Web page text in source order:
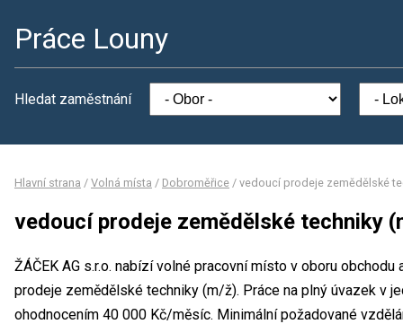
Práce Louny
Hledat zaměstnání
Hlavní strana / Volná místa / Dobroměřice / vedoucí prodeje zemědělské
vedoucí prodeje zemědělské techniky
ŽÁČEK AG s.r.o. nabízí volné pracovní místo v oboru
prodeje zemědělské techniky (m/ž). Práce na plný úvazek v
ohodnocením 40 000 Kč/měsíc. Minimální požadované